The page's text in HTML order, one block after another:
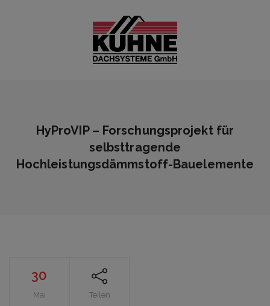
HyProVIP – Forschungsprojekt für
selbsttragende
Hochleistungsdämmstoff-Bauelemente
30
Mai Teilen